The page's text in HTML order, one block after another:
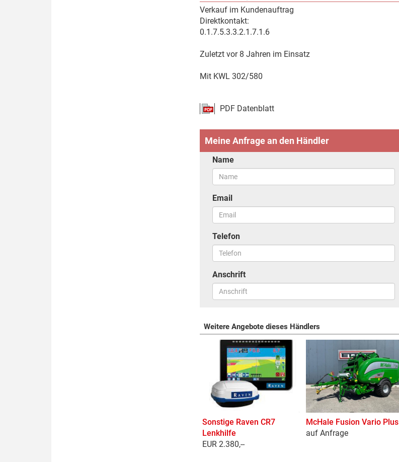
Verkauf im Kundenauftrag
Direktkontakt:
0.1.7.5.3.3.2.1.7.1.6
Zuletzt vor 8 Jahren im Einsatz
Mit KWL 302/580
PDF Datenblatt
Meine Anfrage an den Händler
Name
Email
Telefon
Anschrift
Weitere Angebote dieses Händlers
Sonstige Raven CR7
Lenkhilfe
EUR 2.380,--
McHale Fusion Vario Plus
auf Anfrage